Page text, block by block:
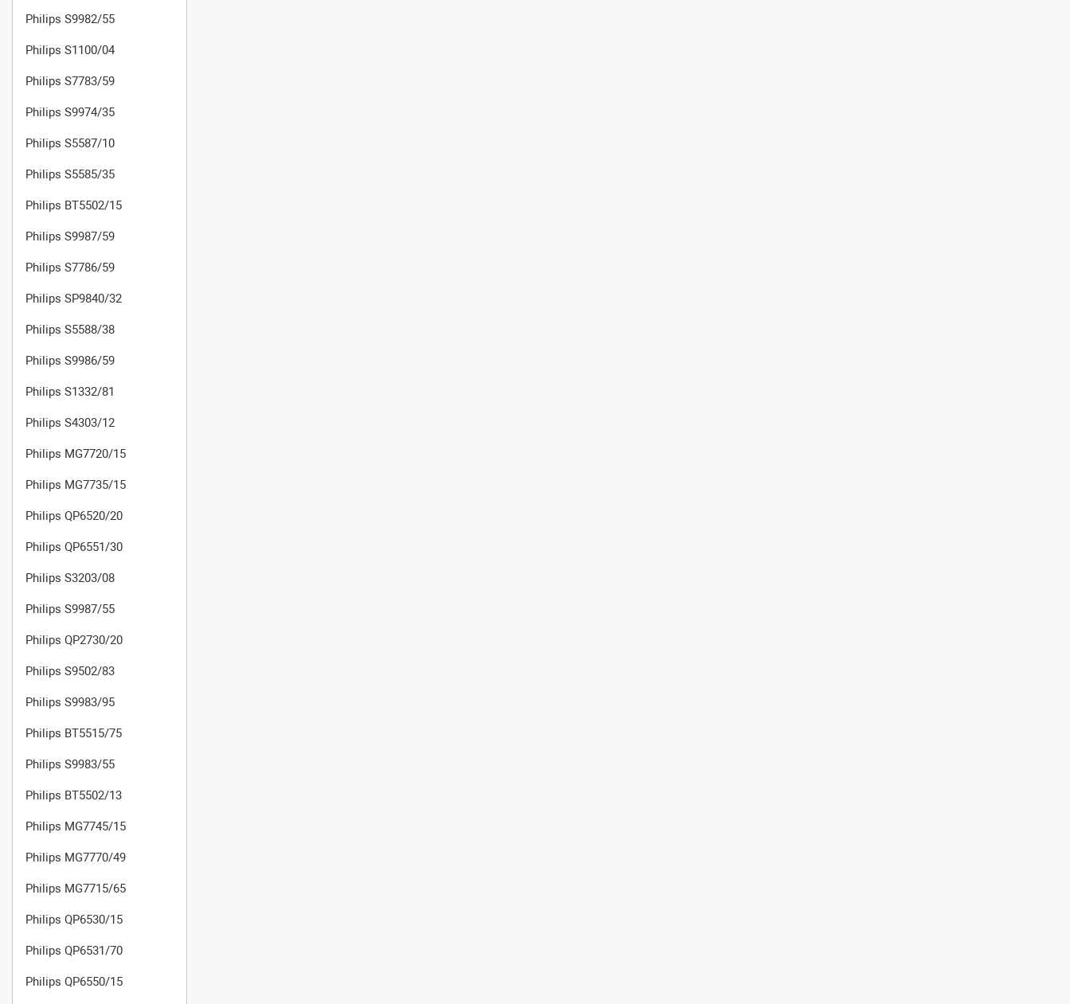
Philips S9982/55
Philips S1100/04
Philips S7783/59
Philips S9974/35
Philips S5587/10
Philips S5585/35
Philips BT5502/15
Philips S9987/59
Philips S7786/59
Philips SP9840/32
Philips S5588/38
Philips S9986/59
Philips S1332/81
Philips S4303/12
Philips MG7720/15
Philips MG7735/15
Philips QP6520/20
Philips QP6551/30
Philips S3203/08
Philips S9987/55
Philips QP2730/20
Philips S9502/83
Philips S9983/95
Philips BT5515/75
Philips S9983/55
Philips BT5502/13
Philips MG7745/15
Philips MG7770/49
Philips MG7715/65
Philips QP6530/15
Philips QP6531/70
Philips QP6550/15